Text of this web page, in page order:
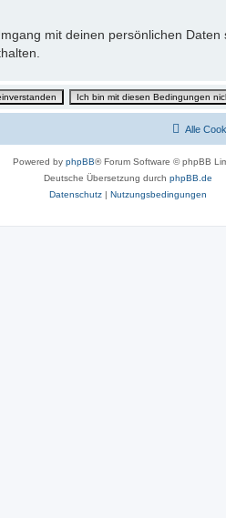
mit deinen persönlichen Daten
Alle
Powered by phpBB® Forum Software © phpBB
Deutsche Übersetzung durch phpBB.de
Datenschutz | Nutzungsbedingungen